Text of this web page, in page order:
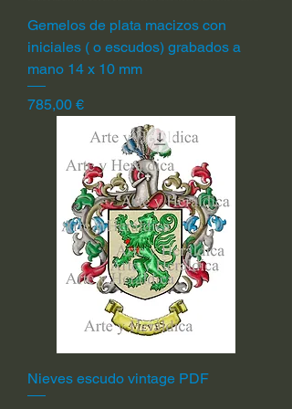
Gemelos de plata macizos con
iniciales ( o escudos) grabados a
mano 14 x 10 mm
Precio
785,00 €
Nieves escudo vintage PDF